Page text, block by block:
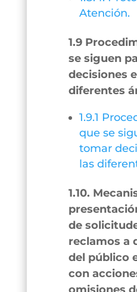
Atención.
1.9
se siguen
decisiones
diferentes
1.9.1
que se
tomar
las
1.10.
de
reclamos a
del público
con